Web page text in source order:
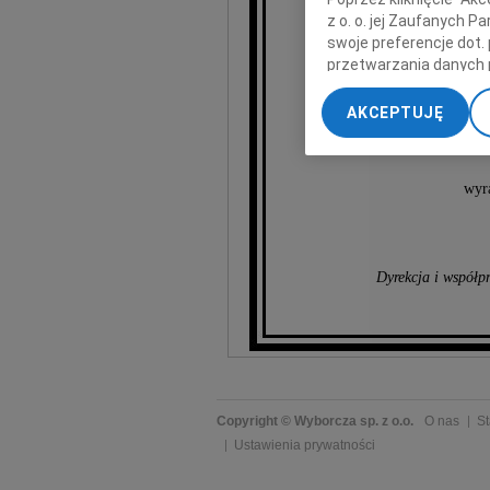
Dyrekcja i
Copyright © Wyborcza sp. z o.o. O nas
Ustawienia prywatności
z o. o. jej Zaufanych
swoje preferencje dot.
przetwarzania danych
„Ustawienia
My, nasi Zaufani
dokładnych danych
Przechowywanie
treści, badnie
AKCEPTUJĘ